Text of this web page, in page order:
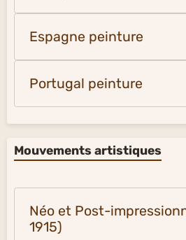
Espagne peinture
Portugal peinture
Mouvements artistiques
Néo et Post-
1915)